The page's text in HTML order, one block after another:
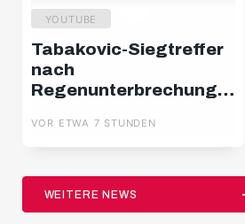
YOUTUBE
Tabakovic-Siegtreffer
nach
Regenunterbrechung:
Highlights | Europa
VOR ETWA 7 STUNDEN
WEITERE NEWS